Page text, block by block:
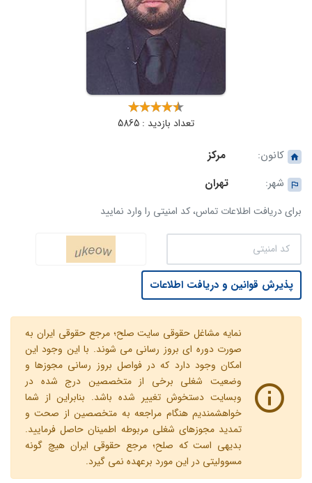
تعداد بازدید : 5865
کانون:
مرکز
شهر:
تهران
برای دریافت اطلاعات تماس، کد امنیتی را وارد نمایید
پذیرش قوانین و دریافت اطلاعات
نمایه مشاغل حقوقی سایت صلح؛ مرجع حقوقی ایران به
صورت دوره ای بروز رسانی می شوند. با این وجود این
امکان وجود دارد که در فواصل بروز رسانی مجوزها و
وضعیت شغلی برخی از متخصصین درج شده در
وبسایت دستخوش تغییر شده باشد. بنابراین از شما
خواهشمندیم هنگام مراجعه به متخصصین از صحت و
تمدید مجوزهای شغلی مربوطه اطمینان حاصل فرمایید.
بدیهی است که صلح؛ مرجع حقوقی ایران هیچ گونه
مسوولیتی در این مورد برعهده نمی گیرد.